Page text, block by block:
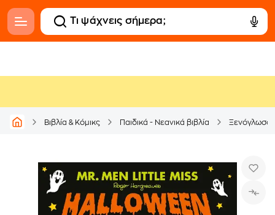
Βιβλία & Κόμικς Παιδικά - Νεανικά βιβλία